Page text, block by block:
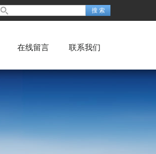
在线留言 联系我们